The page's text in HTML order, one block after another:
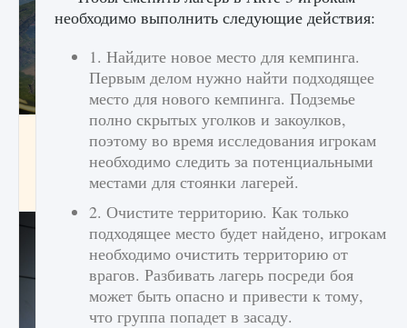
Как исправить ошибку Palworld EPalworld
«Идет сохранение мира — Невозможно
начать сохранение данных мира»
9 августа 2024 2 711 0 0
необходимо выполнить следующие действия:
1. Найдите новое место для кемпинга.
Первым делом нужно найти подходящее
место для нового кемпинга. Подземье
полно скрытых уголков и закоулков,
поэтому во время исследования игрокам
необходимо следить за потенциальными
местами для стоянки лагерей.
2. Очистите территорию. Как только
подходящее место будет найдено, игрокам
необходимо очистить территорию от
врагов. Разбивать лагерь посреди боя
может быть опасно и привести к тому,
что группа попадет в засаду.